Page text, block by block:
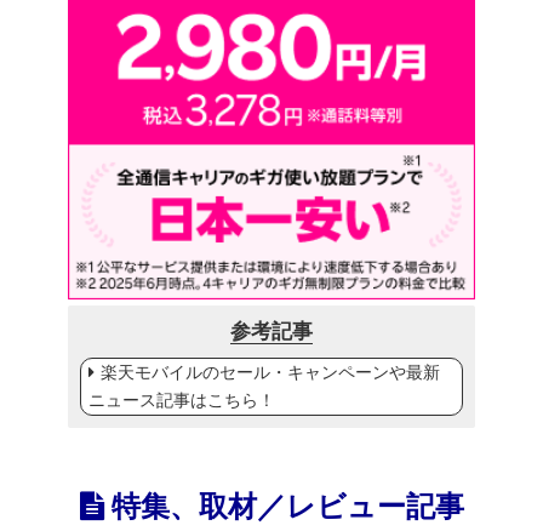
参考記事
楽天モバイルのセール・キャンペーンや最新
ニュース記事はこちら！
特集、取材／レビュー記事